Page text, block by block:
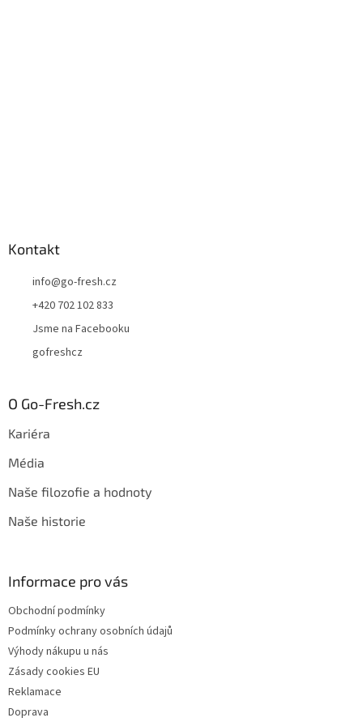
Kontakt
info@go-fresh.cz
+420 702 102 833
Jsme na Facebooku
gofreshcz
O Go-Fresh.cz
Kariéra
Média
Naše filozofie a hodnoty
Naše historie
Informace pro vás
Obchodní podmínky
Podmínky ochrany osobních údajů
Výhody nákupu u nás
Zásady cookies EU
Reklamace
Doprava